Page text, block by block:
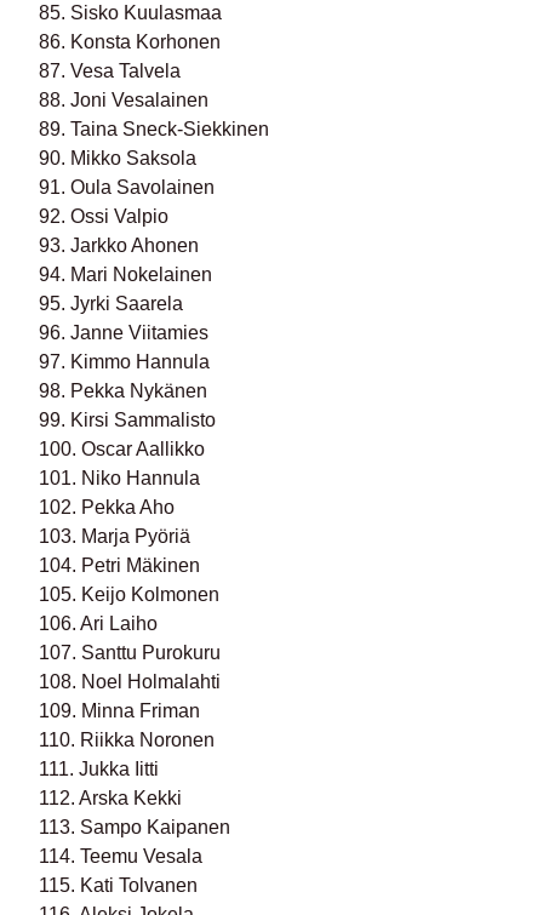
85. Sisko Kuulasmaa
86. Konsta Korhonen
87. Vesa Talvela
88. Joni Vesalainen
89. Taina Sneck-Siekkinen
90. Mikko Saksola
91. Oula Savolainen
92. Ossi Valpio
93. Jarkko Ahonen
94. Mari Nokelainen
95. Jyrki Saarela
96. Janne Viitamies
97. Kimmo Hannula
98. Pekka Nykänen
99. Kirsi Sammalisto
100. Oscar Aallikko
101. Niko Hannula
102. Pekka Aho
103. Marja Pyöriä
104. Petri Mäkinen
105. Keijo Kolmonen
106. Ari Laiho
107. Santtu Purokuru
108. Noel Holmalahti
109. Minna Friman
110. Riikka Noronen
111. Jukka Iitti
112. Arska Kekki
113. Sampo Kaipanen
114. Teemu Vesala
115. Kati Tolvanen